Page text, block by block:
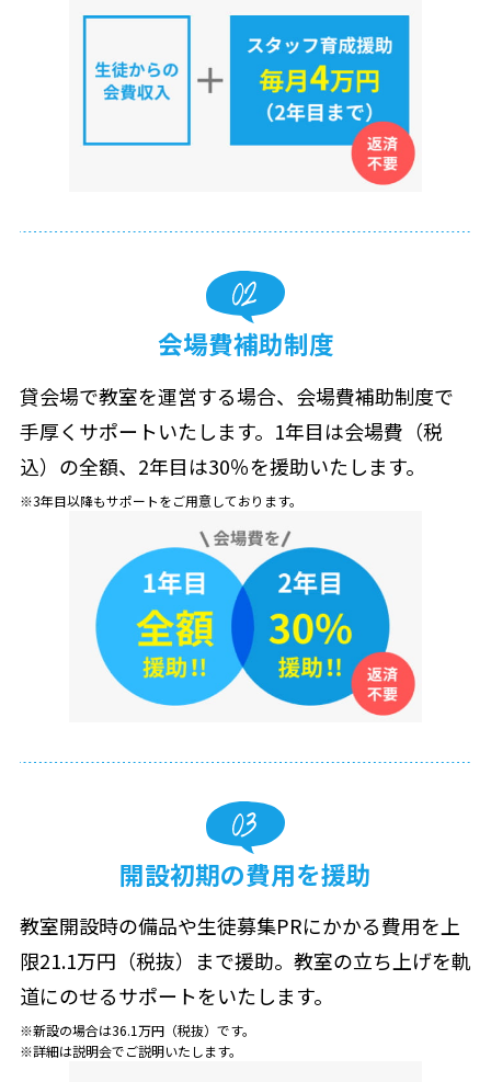
会場費補助制度
貸会場で教室を運営する場合、会場費補助制度で
手厚くサポートいたします。1年目は会場費（税
込）の全額、2年目は30％を援助いたします。
3年目以降もサポートをご用意しております。
開設初期の費用を援助
教室開設時の備品や生徒募集PRにかかる費用を上
限21.1万円（税抜）まで援助。教室の立ち上げを軌
道にのせるサポートをいたします。
新設の場合は36.1万円（税抜）です。
詳細は説明会でご説明いたします。